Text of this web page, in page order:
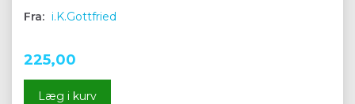
Fra: i.K.Gottfried
225,00
Læg i kurv